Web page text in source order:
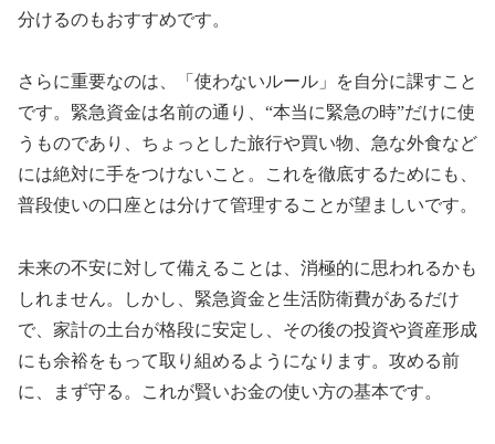
分けるのもおすすめです。
さらに重要なのは、「使わないルール」を自分に課すこと
です。緊急資金は名前の通り、“本当に緊急の時”だけに使
うものであり、ちょっとした旅行や買い物、急な外食など
には絶対に手をつけないこと。これを徹底するためにも、
普段使いの口座とは分けて管理することが望ましいです。
未来の不安に対して備えることは、消極的に思われるかも
しれません。しかし、緊急資金と生活防衛費があるだけ
で、家計の土台が格段に安定し、その後の投資や資産形成
にも余裕をもって取り組めるようになります。攻める前
に、まず守る。これが賢いお金の使い方の基本です。